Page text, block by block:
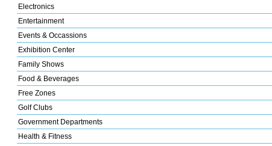
Electronics
Entertainment
Events & Occassions
Exhibition Center
Family Shows
Food & Beverages
Free Zones
Golf Clubs
Government Departments
Health & Fitness